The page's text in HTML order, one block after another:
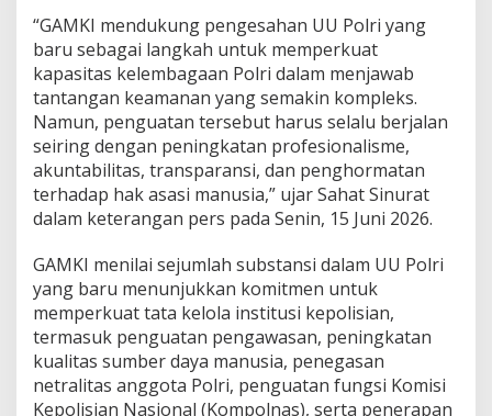
e
n
g
s
a
h
a
n
U
U
o
l
r
i
“GAMKI mendukung pengesahan UU Polri yang
baru sebagai langkah untuk memperkuat
kapasitas kelembagaan Polri dalam menjawab
tantangan keamanan yang semakin kompleks.
Namun, penguatan tersebut harus selalu berjalan
seiring dengan peningkatan profesionalisme,
akuntabilitas, transparansi, dan penghormatan
terhadap hak asasi manusia,” ujar Sahat Sinurat
dalam keterangan pers pada Senin, 15 Juni 2026.
GAMKI menilai sejumlah substansi dalam UU Polri
yang baru menunjukkan komitmen untuk
memperkuat tata kelola institusi kepolisian,
termasuk penguatan pengawasan, peningkatan
kualitas sumber daya manusia, penegasan
netralitas anggota Polri, penguatan fungsi Komisi
Kepolisian Nasional (Kompolnas), serta penerapan